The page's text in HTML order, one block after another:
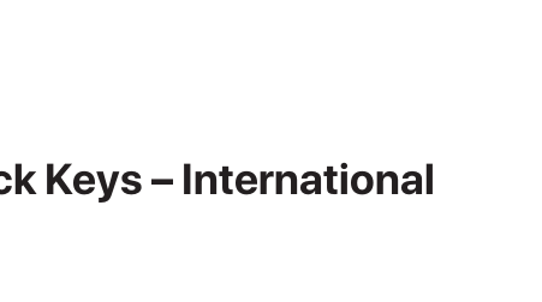
Keys – International